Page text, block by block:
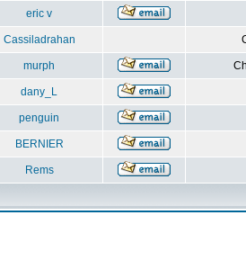
eric v
Cassiladrahan
murph
dany_L
penguin
BERNIER
Rems